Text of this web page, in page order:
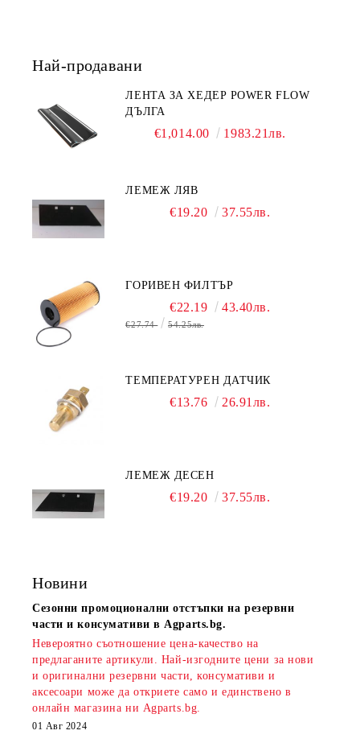
Най-продавани
ЛЕНТА ЗА ХЕДЕР POWER FLOW
ДЪЛГА
€1,014.00 1983.21лв.
ЛЕМЕЖ ЛЯВ
€19.20 37.55лв.
ГОРИВЕН ФИЛТЪР
€22.19 43.40лв.
€27.74 54.25лв.
ТЕМПЕРАТУРЕН ДАТЧИК
€13.76 26.91лв.
ЛЕМЕЖ ДЕСЕН
€19.20 37.55лв.
Новини
Сезонни промоционални отстъпки на резервни
части и консумативи в Agparts.bg.
Невероятно съотношение цена-качество на
предлаганите артикули. Най-изгодните цени за нови
и оригинални резервни части, консумативи и
аксесоари може да откриете само и единствено в
онлайн магазина ни Agparts.bg.
01 Авг 2024